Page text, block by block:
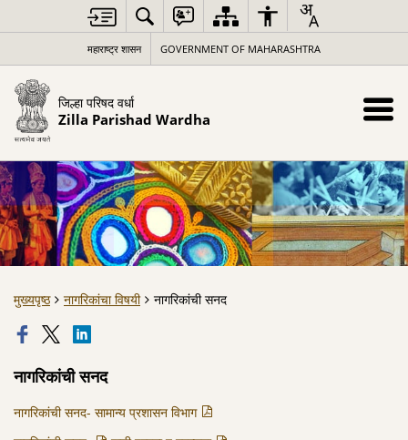
महाराष्ट्र शासन GOVERNMENT OF MAHARASHTRA
जिल्हा परिषद वर्धा
Zilla Parishad Wardha
मुख्यपृष्ठ नागरिकांचा विषयी नागरिकांची सनद
नागरिकांची सनद
नागरिकांची सनद- सामान्य प्रशासन विभाग